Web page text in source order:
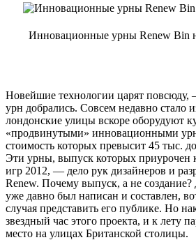
Инновационные урны Renew Bin
Новейшие технологии царят повсюду,
урн добрались. Совсем недавно стало
лондонские улицы вскоре оборудуют
«продвинутыми» инновационными
стоимость которых превысит 45 тыс.
Эти урны, выпуск которых приурочен
игр 2012, — дело рук дизайнеров и
Renew. Почему выпуск, а не
уже давно был написан и составлен,
случая представить его публике. Но
звездный час этого проекта, и к лету
место на улицах Британской столицы.